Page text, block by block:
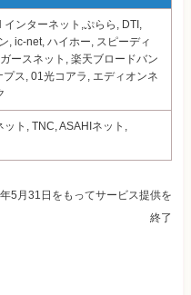
ンターネット,ぷらら, DTI,
, ic-net, ハイホー, スピーディ
ースネット, 楽天ブロードバン
プス, 01光コアラ, エディオンネ
ット, TNC, ASAHIネット,
5月31日をもってサービス提供を
終了